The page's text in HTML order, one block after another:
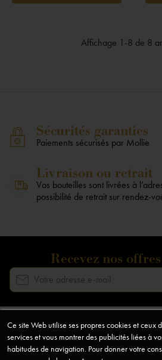
Affichage 1-8 de 8
Sécurités garanties
Paiements sécurisés par Mollie
Livraison ou retrait
Vos bouteilles sont livrées à
possibilité de retrait sur rendez-
Recevez nos
Notre société
Ce site Web utilise ses propres cookies et ceux
services et vous montrer des publicités liées à
habitudes de navigation. Pour donner votre